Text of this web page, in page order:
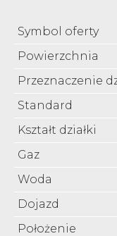
Symbol oferty
Powierzchnia
Przeznaczenie
Standard
Kształt działki
Gaz
Woda
Dojazd
Położenie